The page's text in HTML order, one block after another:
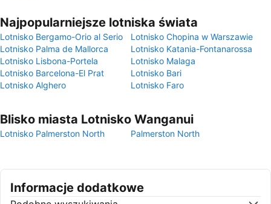
Najpopularniejsze lotniska świata
Lotnisko Bergamo-Orio al Serio
Lotnisko Chopina w Warszawie
Lotnisko Palma de Mallorca
Lotnisko Katania-Fontanarossa
Lotnisko Lisbona-Portela
Lotnisko Malaga
Lotnisko Barcelona-El Prat
Lotnisko Bari
Lotnisko Alghero
Lotnisko Faro
Blisko miasta Lotnisko Wanganui
Lotnisko Palmerston North Palmerston North
Informacje dodatkowe